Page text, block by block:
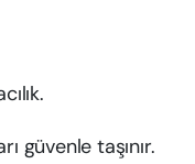
güvenle taşınır.